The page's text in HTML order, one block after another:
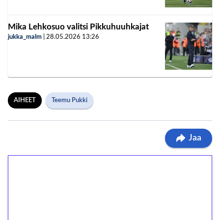
Mika Lehkosuo valitsi Pikkuhuuhkajat
jukka_malm 28.05.2026 13:26
AIHEET Teemu Pukki
Jaa